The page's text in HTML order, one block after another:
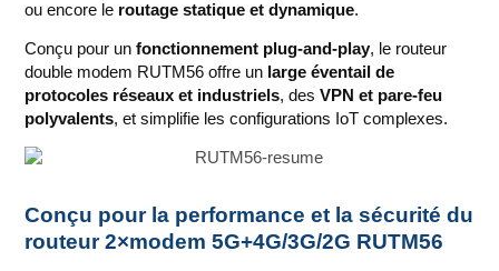
ou encore le routage statique et dynamique.
Conçu pour unfonctionnement plug-and-play, le routeur
double modem RUTM56 offre un large éventail de
protocoles réseaux et industriels, desVPN et pare-feu
polyvalents, et simplifie les configurations IoT complexes.
Conçu pour la performance et la sécurité du
routeur 2×modem 5G+4G/3G/2G RUTM56